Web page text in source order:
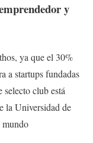
y
ya que el 30%
a startups fundadas
selecto club está
la Universidad de
mundo